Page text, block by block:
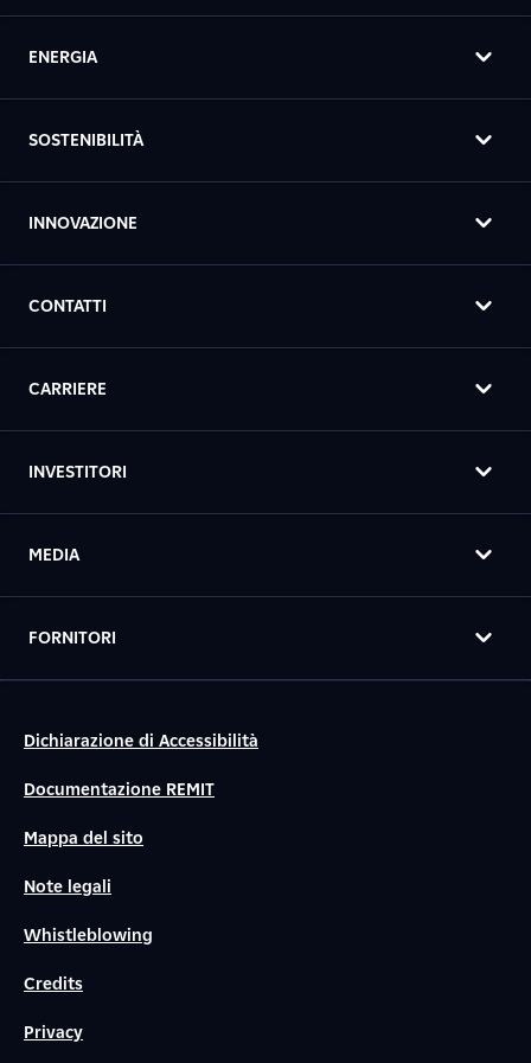
ENERGIA
SOSTENIBILITÀ
INNOVAZIONE
CONTATTI
CARRIERE
INVESTITORI
MEDIA
FORNITORI
Dichiarazione di Accessibilità
Documentazione REMIT
Mappa del sito
Note legali
Whistleblowing
Credits
Privacy